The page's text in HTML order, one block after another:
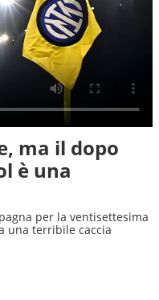
ma il dopo
è una
per la ventisettesima
una terribile caccia